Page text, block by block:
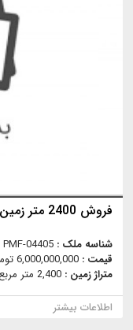
فروش 2400 متر زمین با جواز سردخانه - اسلامشهر
شناسه ملک : PMF-04405
قیمت : 6,000,000,000 تومان
متراژ زمین : 2,400 متر مربع
اطلاعات بیشتر